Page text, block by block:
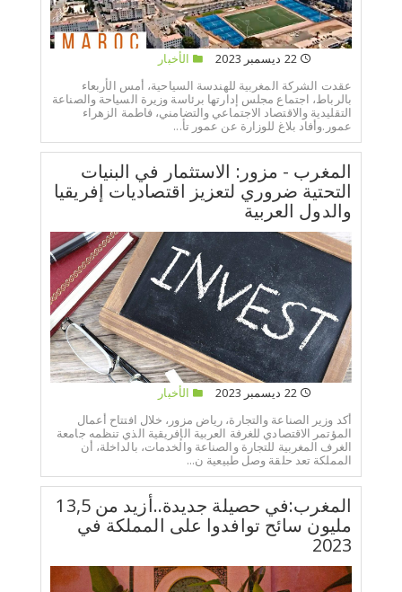
الأخبار
عقدت الشركة المغربية للهندسة السياحية، أمس الأربعاء
بالرباط، اجتماع مجلس إدارتها برئاسة وزيرة السياحة والصناعة
التقليدية والاقتصاد الاجتماعي والتضامني، فاطمة الزهراء
عمور.وأفاد بلاغ للوزارة عن عمور تأ...
المغرب - مزور: الاستثمار في البنيات
التحتية ضروري لتعزيز اقتصاديات إفريقيا
والدول العربية
الأخبار
أكد وزير الصناعة والتجارة، رياض مزور، خلال افتتاح أعمال
المؤتمر الاقتصادي للغرفة العربية الإفريقية الذي تنظمه جامعة
الغرف المغربية للتجارة والصناعة والخدمات، بالداخلة، أن
المملكة تعد حلقة وصل طبيعية ن...
المغرب:في حصيلة جديدة..أزيد من 13,5
مليون سائح توافدوا على المملكة في
2023